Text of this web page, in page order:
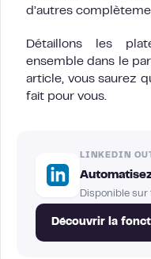
d’autres
Détaillons les
ensemble dans le
article, vous saurez
fait pour vous.
LINKEDIN
Disponible sur
Découvrir la